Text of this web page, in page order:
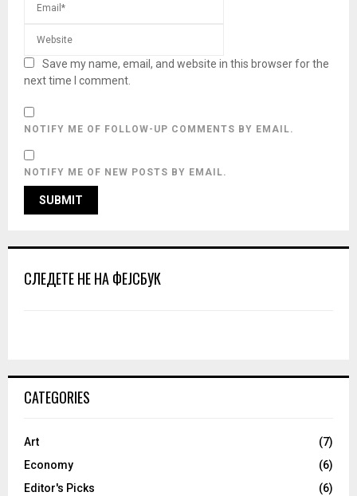
Save my name, email, and website in this browser for the
next time I comment.
NOTIFY ME OF FOLLOW-UP COMMENTS BY EMAIL.
NOTIFY ME OF NEW POSTS BY EMAIL.
СЛЕДЕТЕ НЕ НА ФЕЈСБУК
CATEGORIES
Art
(7)
Economy
(6)
Editor's Picks
(6)